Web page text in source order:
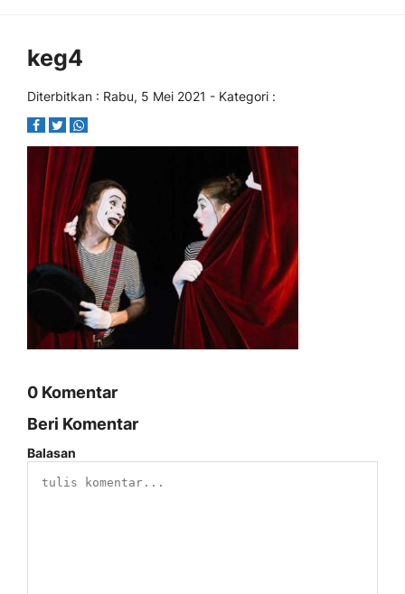
keg4
Diterbitkan : Rabu, 5 Mei 2021 - Kategori :
0 Komentar
Beri Komentar
Balasan